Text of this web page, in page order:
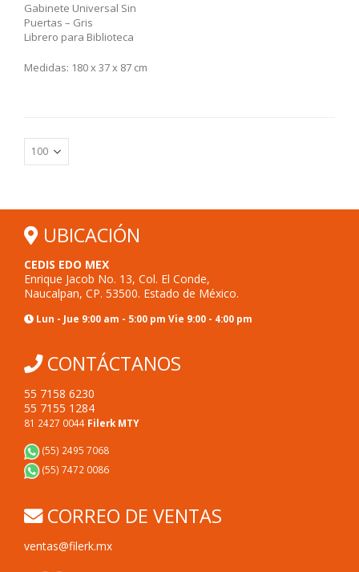
Gabinete Universal Sin
Puertas – Gris
Librero para Biblioteca
Medidas: 180 x 37 x 87 cm
UBICACIÓN
CEDIS EDO MEX
Enrique Jacob No. 13, Col. El Conde,
Naucalpan, CP. 53500. Estado de México.
Lun - Jue 9:00 am - 5:00 pm Vie 9:00 - 4:00 pm
CONTÁCTANOS
55 7158 6230
55 7155 1284
81 2427 0044 Filerk MTY
(55) 2495 7068
(55) 7472 0086
CORREO DE VENTAS
ventas@filerk.mx